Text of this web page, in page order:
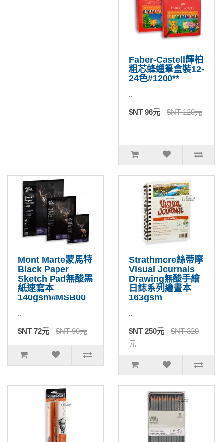
Faber-Castell輝柏
粗芯蜂蠟筆盒裝12-
24色#1200**
..
$NT 96元 $NT 120元
Mont Marte蒙馬特
Black Paper
Sketch Pad無酸黑
紙速寫本
140gsm#MSB00
..
$NT 72元 $NT 90元
Strathmore絲蒂摩
Visual Journals
Drawing無酸手繪
日誌系列繪畫本
163gsm
..
$NT 250元
$NT 320
元